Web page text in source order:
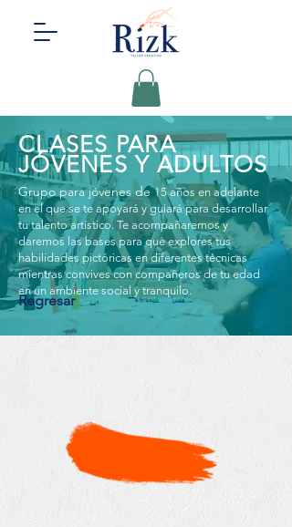
CLASES PARA
JÓVENES Y ADULTOS
Grupo para jóvenes de15 años en adelante
en el que se te apoyará y guiará para desarrollar
tu talento artístico. Te acompañaremos y
daremos las bases para que explores tus
habilidades pictóricas en diferentes técnicas
mientras convives con compañeros de tu edad
en un ambiente social y tranquilo.
Regresar